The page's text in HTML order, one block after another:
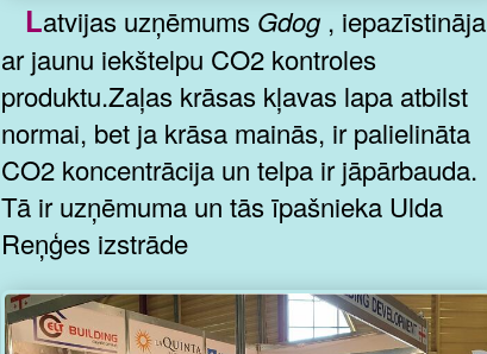
Latvijas uzņēmums Gdog , iepazīstināja
ar jaunu iekštelpu CO2 kontroles
produktu.Zaļas krāsas kļavas lapa atbilst
normai, bet ja krāsa mainās, ir palielināta
CO2 koncentrācija un telpa ir jāpārbauda.
Tā ir uzņēmuma un tās īpašnieka Ulda
Reņģes izstrāde